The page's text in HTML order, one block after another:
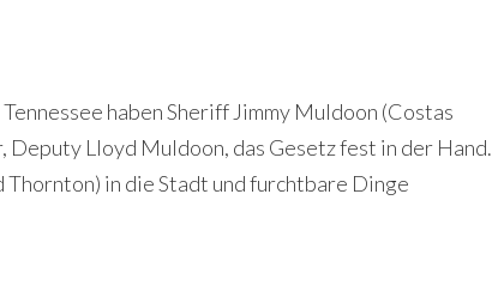
haben Sheriff Jimmy Muldoon (Costas
Lloyd Muldoon, das Gesetz fest in der Hand.
Thornton) in die Stadt und furchtbare Dinge